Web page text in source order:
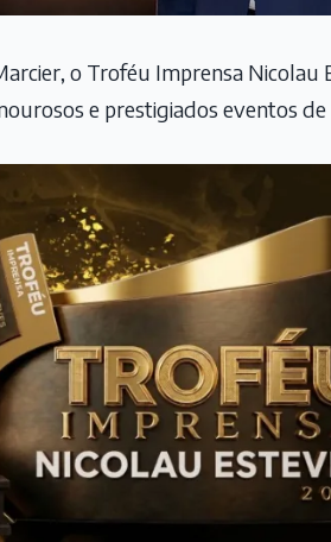
o Troféu Imprensa Nicolau
e prestigiados eventos de